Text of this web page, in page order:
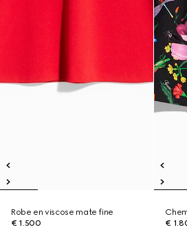
Robe en viscose mate fine
€ 1.500
€